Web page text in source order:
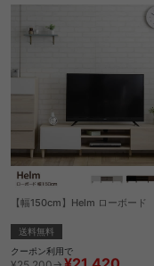
【幅150cm】Helm ローボード
送料無料
クーポン利用で